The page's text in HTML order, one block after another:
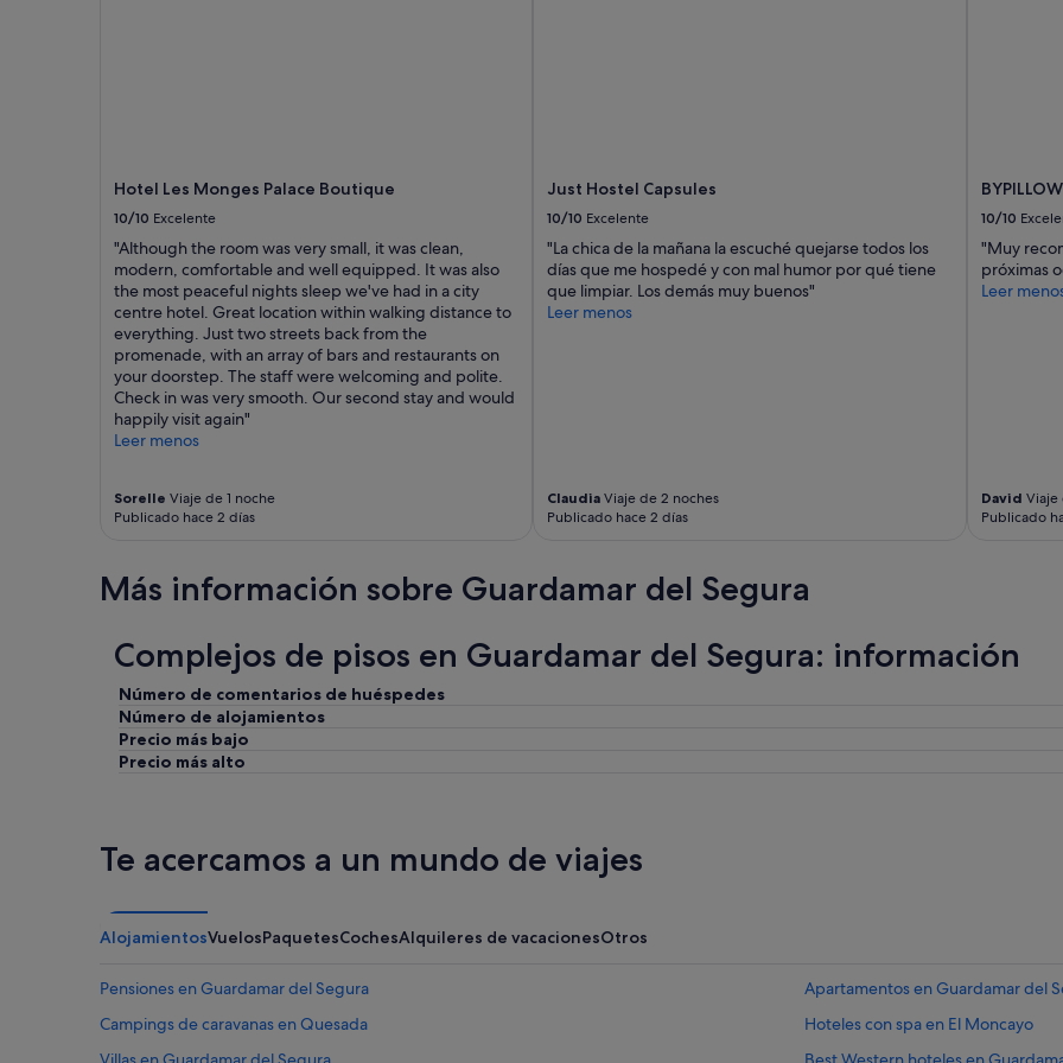
Hotel Les Monges Palace Boutique
10/10 Excelente
"Although the room was very small, it was clean,
modern, comfortable and well equipped. It was also
the most peaceful nights sleep we've had in a city
centre hotel. Great location within walking distance to
everything. Just two streets back from the
promenade, with an array of bars and restaurants on
your doorstep. The staff were welcoming and polite.
Check in was very smooth. Our second stay and would
happily visit again"
Leer menos
Sorelle Viaje de 1 noche
Publicado hace 2 días
Just Hostel Capsules
10/10 Excelente
"La chica de la mañana la escuché quejarse todos los
días que me hospedé y con mal humor por qué tiene
que limpiar. Los demás muy buenos"
Leer menos
Claudia Viaje de 2 noches
Publicado hace 2 días
10/10
"Muy
próximas
Leer
David Viaje
Publicado
Más información sobre Guardamar del Segura
Complejos de pisos en Guardamar del Segura: información
Número de comentarios de huéspedes
Número de alojamientos
Precio más bajo
Precio más alto
Te acercamos a un mundo de viajes
AlojamientosVuelosPaquetesCochesAlquileres de vacacionesOtros
Pensiones en Guardamar del Segura
Apartamentos en Guardamar del
Campings de caravanas en Quesada
Hoteles con spa en El Moncayo